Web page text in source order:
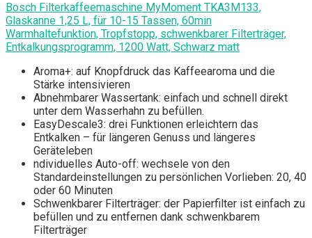
Bosch Filterkaffeemaschine MyMoment TKA3M133,
Glaskanne 1,25 L, für 10-15 Tassen, 60min
Warmhaltefunktion, Tropfstopp, schwenkbarer Filterträger,
Entkalkungsprogramm, 1200 Watt, Schwarz matt
Aroma+: auf Knopfdruck das Kaffeearoma und die
Stärke intensivieren
Abnehmbarer Wassertank: einfach und schnell direkt
unter dem Wasserhahn zu befüllen.
EasyDescale3: drei Funktionen erleichtern das
Entkalken – für längeren Genuss und längeres
Geräteleben
ndividuelles Auto-off: wechsele von den
Standardeinstellungen zu persönlichen Vorlieben: 20, 40
oder 60 Minuten
Schwenkbarer Filterträger: der Papierfilter ist einfach zu
befüllen und zu entfernen dank schwenkbarem
Filterträger